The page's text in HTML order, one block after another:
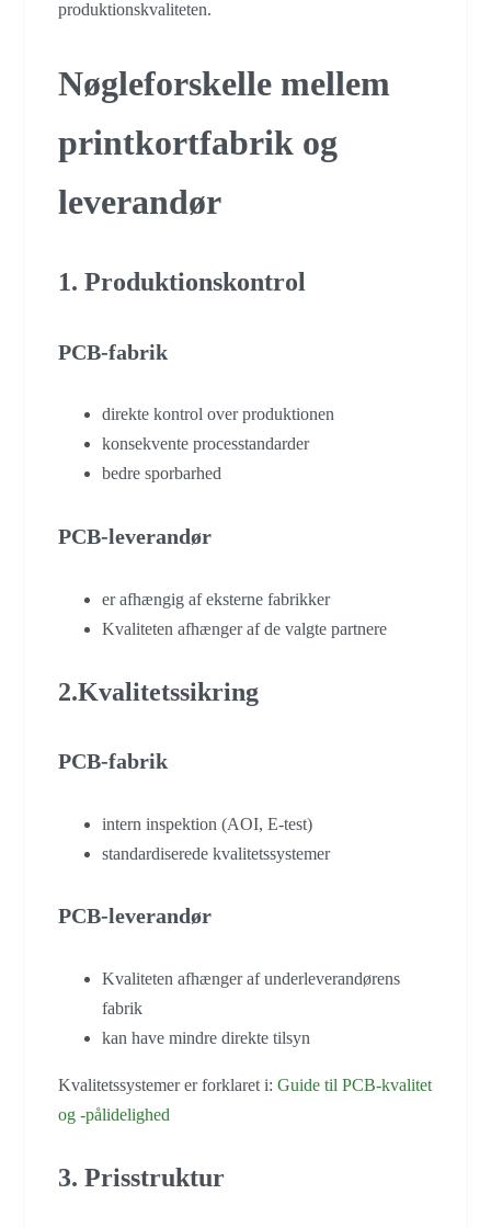
produktionskvaliteten.
Nøgleforskelle mellem
printkortfabrik og
leverandør
1. Produktionskontrol
PCB-fabrik
direkte kontrol over produktionen
konsekvente processtandarder
bedre sporbarhed
PCB-leverandør
er afhængig af eksterne fabrikker
Kvaliteten afhænger af de valgte partnere
2.Kvalitetssikring
PCB-fabrik
intern inspektion (AOI, E-test)
standardiserede kvalitetssystemer
PCB-leverandør
Kvaliteten afhænger af underleverandørens
fabrik
kan have mindre direkte tilsyn
Kvalitetssystemer er forklaret i: Guide til PCB-kvalitet
og -pålidelighed
3. Prisstruktur